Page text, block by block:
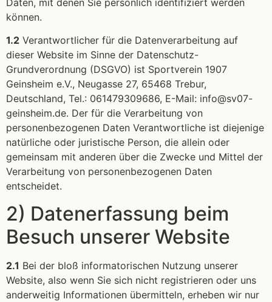
Daten, mit denen Sie persönlich identifiziert werden
können.
1.2 Verantwortlicher für die Datenverarbeitung auf
dieser Website im Sinne der Datenschutz-
Grundverordnung (DSGVO) ist Sportverein 1907
Geinsheim e.V., Neugasse 27, 65468 Trebur,
Deutschland, Tel.: 061479309686, E-Mail: info@sv07-
geinsheim.de. Der für die Verarbeitung von
personenbezogenen Daten Verantwortliche ist diejenige
natürliche oder juristische Person, die allein oder
gemeinsam mit anderen über die Zwecke und Mittel der
Verarbeitung von personenbezogenen Daten
entscheidet.
2) Datenerfassung beim
Besuch unserer Website
2.1 Bei der bloß informatorischen Nutzung unserer
Website, also wenn Sie sich nicht registrieren oder uns
anderweitig Informationen übermitteln, erheben wir nur